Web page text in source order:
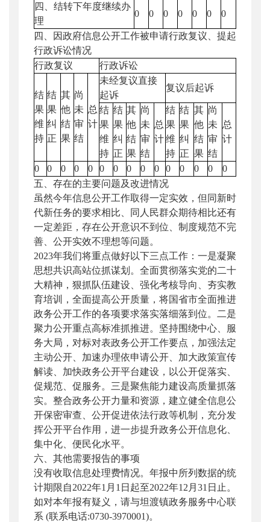
四、结转下年度继续办
理
0 0 0 0 0 0 0
四、因政府信息公开工作被申请行政复议、提起
行政诉讼情况
行政复议
行政诉讼
结
果
维
持
结
果
纠
正
其
他
结
果
尚
未
审
结
总
计
未经复议直接
起诉
复议后起诉
结
果
维
持
结
果
纠
正
其
他
结
果
尚
未
审
结
总
计
结
果
维
持
结
果
纠
正
其
他
结
果
尚
未
审
结
总
计
0 0 0 0 0 0 0 0 0 0 0 0 0 0
0
五、存在的主要问题及改进情况
虽然今年信息公开工作取得一定实效，但同新时
代新任务的要求相比、同人民群众期待相比还有
一定差距，存在公开意识不到位、制度规范不完
善、公开实效不理想等问题。
2023年我们将重点做好以下三点工作：一是凝聚
思想共识高站位抓谋划。全面贯彻落实党的二十
大精神，狠抓队伍建设、强化考核导向、夯实教
育培训，全面提高公开质量，将国省市全面推进
政务公开工作的各项要求落实落细落到位。二是
聚力公开重点高标准抓推进。坚持围绕中心、服
务大局，对标对表政务公开工作要点，加强法定
主动公开、加速办理依申请公开、加大政策宣传
解读、加快政务公开平台建设，以公开促落实、
促规范、促服务。三是聚焦能力建设高质量抓落
实。整合政务公开力量和资源，建立健全信息公
开保密审查、公开促进依法行政等机制，充分发
挥公开平台作用，进一步提升政务公开信息化、
集中化、便民化水平。
六、其他需要报告的事项
没有收取信息处理费情况。年报中所列数据的统
计期限自2022年1月1日起至2022年12月31日止。
如对本年报有疑义，请与坦渡镇政务服务中心联
系 (联系电话:0730-3970001)。